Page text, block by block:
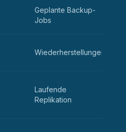
Geplante Backup-
Jobs
Wiederherstellungen
Laufende
Replikation